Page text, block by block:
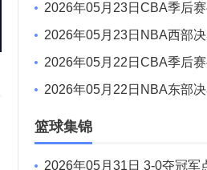
骑士 全场录像
2026年05月23日CBA季后赛
- 广厦 全场录像
2026年05月23日NBA西部
刺 全场录像
2026年05月22日CBA季后
- 上海 全场录像
2026年05月22日NBA东部
克斯 全场录像
篮球集锦
2026年05月31日 3-0夺冠军